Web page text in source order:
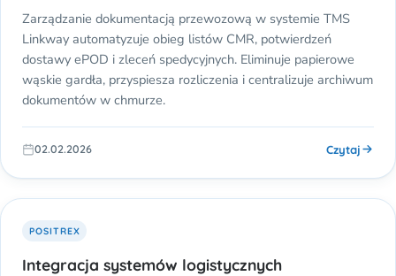
Zarządzanie dokumentacją przewozową w systemie TMS
Linkway automatyzuje obieg listów CMR, potwierdzeń
dostawy ePOD i zleceń spedycyjnych. Eliminuje papierowe
wąskie gardła, przyspiesza rozliczenia i centralizuje archiwum
dokumentów w chmurze.
02.02.2026 Czytaj
POSITREX
Integracja systemów logistycznych